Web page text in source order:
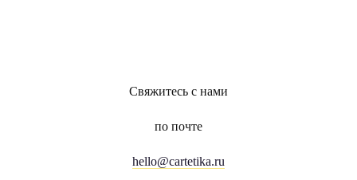
Свяжитесь с нами
по почте
hello@cartetika.ru